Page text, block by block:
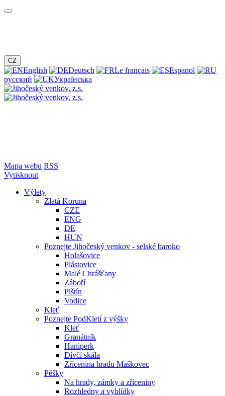
CZ
English Deutsch Le français
Espanol
русский
Українська
Mapa webu RSS
Vytisknout
Výlety
Zlatá Koruna
CZE
ENG
DE
HUN
Poznejte Jihočeský venkov - selské baroko
Holašovice
Plástovice
Malé Chrášťany
Záboří
Pištín
Vodice
Kleť
Poznejte PodKletí z výšky
Kleť
Granátník
Haniperk
Dívčí skála
Zřícenina hradu Maškovec
Pěšky
Na hrady, zámky a zříceniny
Rozhledny a vyhlídky